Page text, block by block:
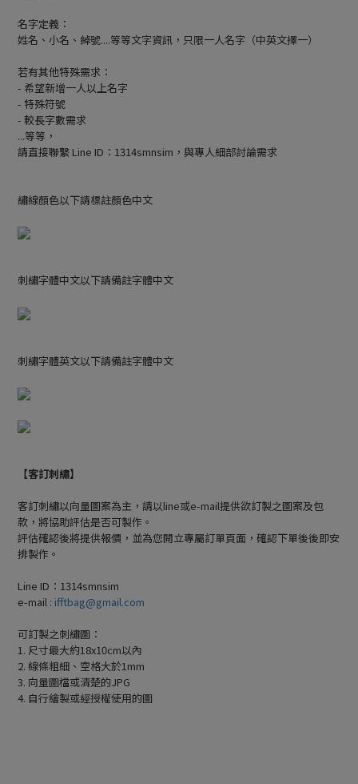
名字定義：
姓名、小名、綽號....等等文字資訊，只限一人名字（中英文擇一）
若有其他特殊需求：
- 希望新增一人以上名字
- 特殊符號
- 較長字數需求
...等等，
請直接聯繫 Line ID：1314smnsim，與專人細部討論需求
繡線顏色以下請標註顏色中文
刺繡字體中文以下請備註字體中文
刺繡字體英文以下請備註字體中文
【客訂刺繡】
客訂刺繡以向量圖案為主，請以line或e-mail提供欲訂製之圖案及包
款，將協助評估是否可製作。
評估確認後將提供報價，並為您開立專屬訂單頁面，確認下單後後即安
排製作。
Line ID：1314smnsim
e-mail : ifftbag@gmail.com
可訂製之刺繡圖：
1. 尺寸最大約18x10cm以內
2. 線條粗細、空格大於1mm
3. 向量圖檔或清楚的JPG
4. 自行繪製或經授權使用的圖